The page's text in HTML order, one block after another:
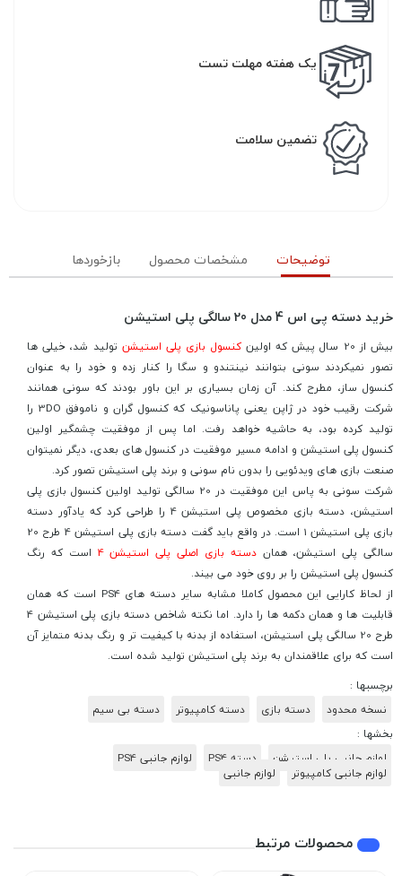
یک هفته مهلت تست
تضمین سلامت
توضیحات مشخصات محصول بازخوردها
خرید دسته پی اس 4 مدل 20 سالگی پلی استیشن
بیش از 20 سال پیش که اولین کنسول بازی پلی استیشن تولید شد، خیلی ها
تصور نمیکردند سونی بتوانند نینتندو و سگا را کنار زده و خود را به عنوان
کنسول ساز، مطرح کند. آن زمان بسیاری بر این باور بودند که سونی همانند
شرکت رقیب خود در ژاپن یعنی پاناسونیک که کنسول گران و ناموفق 3DO را
تولید کرده بود، به حاشیه خواهد رفت. اما پس از موفقیت چشمگیر اولین
کنسول پلی استیشن و ادامه مسیر موفقیت در کنسول های بعدی، دیگر نمیتوان
صنعت بازی های ویدئویی را بدون نام سونی و برند پلی استیشن تصور کرد.
شرکت سونی به پاس این موفقیت در 20 سالگی تولید اولین کنسول بازی پلی
استیشن، دسته بازی مخصوص پلی استیشن 4 را طراحی کرد که یادآور دسته
بازی پلی استیشن 1 است. در واقع باید گفت دسته بازی پلی استیشن 4 طرح 20
سالگی پلی استیشن، هماندسته بازی اصلی پلی استیشن 4
است که رنگ
کنسول پلی استیشن را بر روی خود می بیند.
از لحاظ کارایی این محصول کاملا مشابه سایر دسته های PS4 است که همان
قابلیت ها و همان دکمه ها را دارد. اما نکته شاخص دسته بازی پلی استیشن 4
طرح 20 سالگی پلی استیشن، استفاده از بدنه با کیفیت تر و رنگ بدنه متمایز آن
است که برای علاقمندان به برند پلی استیشن تولید شده است.
برچسبها :
نسخه محدود
دسته بازی دسته کامپیوتر
دسته بی سیم
بخشها :
لوازم جانبی پلی استیشن
دسته PS4
لوازم جانبی PS4
لوازم جانبی کامپیوتر
لوازم جانبی
محصولات مرتبط